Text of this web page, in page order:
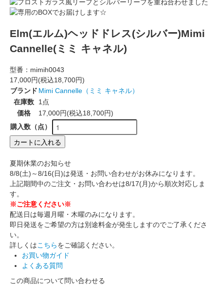
Elm(エルム)ヘッドドレス(シルバー)Mimi
Cannelle(ミミ キャネル)
型番： mimih0043
17,000円(税込18,700円)
ブランド Mimi Cannelle（ミミ キャネル）
在庫数
1点
価格
17,000円(税込18,700円)
購入数（点）
カートに入れる
夏期休業のお知らせ
8/8(土)～8/16(日)は発送・お問い合わせがお休みになります。
上記期間中のご注文・お問い合わせは8/17(月)から順次対応しま
す。
※ご注意ください※
配送日は毎週月曜・木曜のみになります。
即日発送をご希望の方は別途料金が発生しますのでご了承くださ
い。
詳しくはこちらをご確認ください。
お買い物ガイド
よくある質問
この商品について問い合わせる